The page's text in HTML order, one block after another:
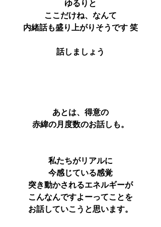
ゆるりと
ここだけね、なんて
内緒話も盛り上がりそうです 笑
話しましょう
あとは、得意の
赤緯の月度数のお話しも。
私たちがリアルに
今感じている感覚
突き動かされるエネルギーが
こんなんですよーってことを
お話していこうと思います。